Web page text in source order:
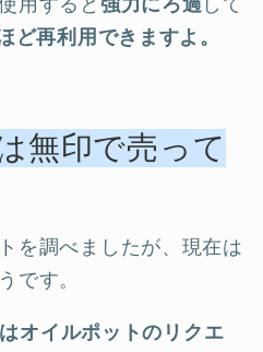
用すると 強力にろ過して
ど再利用できますよ。
無印で売って
を調べましたが、現在は
です。
オイルポットの リクエ